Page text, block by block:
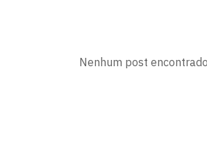
Nenhum post